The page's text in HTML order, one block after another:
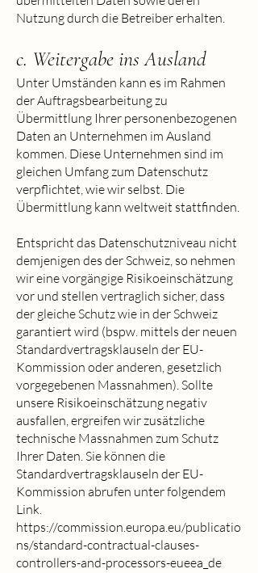
Nutzung durch die Betreiber erhalten.
c. Weitergabe ins Ausland
Unter Umständen kann es im Rahmen
der Auftragsbearbeitung zu
Übermittlung Ihrer personenbezogenen
Daten an Unternehmen im Ausland
kommen. Diese Unternehmen sind im
gleichen Umfang zum Datenschutz
verpflichtet, wie wir selbst. Die
Übermittlung kann weltweit stattfinden.
Entspricht das Datenschutzniveau nicht
demjenigen des der Schweiz, so nehmen
wir eine vorgängige Risikoeinschätzung
vor und stellen vertraglich sicher, dass
der gleiche Schutz wie in der Schweiz
garantiert wird (bspw. mittels der neuen
Standardvertragsklauseln der EU-
Kommission oder anderen, gesetzlich
vorgegebenen Massnahmen). Sollte
unsere Risikoeinschätzung negativ
ausfallen, ergreifen wir zusätzliche
technische Massnahmen zum Schutz
Ihrer Daten. Sie können die
Standardvertragsklauseln der EU-
Kommission abrufen unter folgendem
Link.
https://commission.europa.eu/publicatio
ns/standard-contractual-clauses-
controllers-and-processors-eueea_de